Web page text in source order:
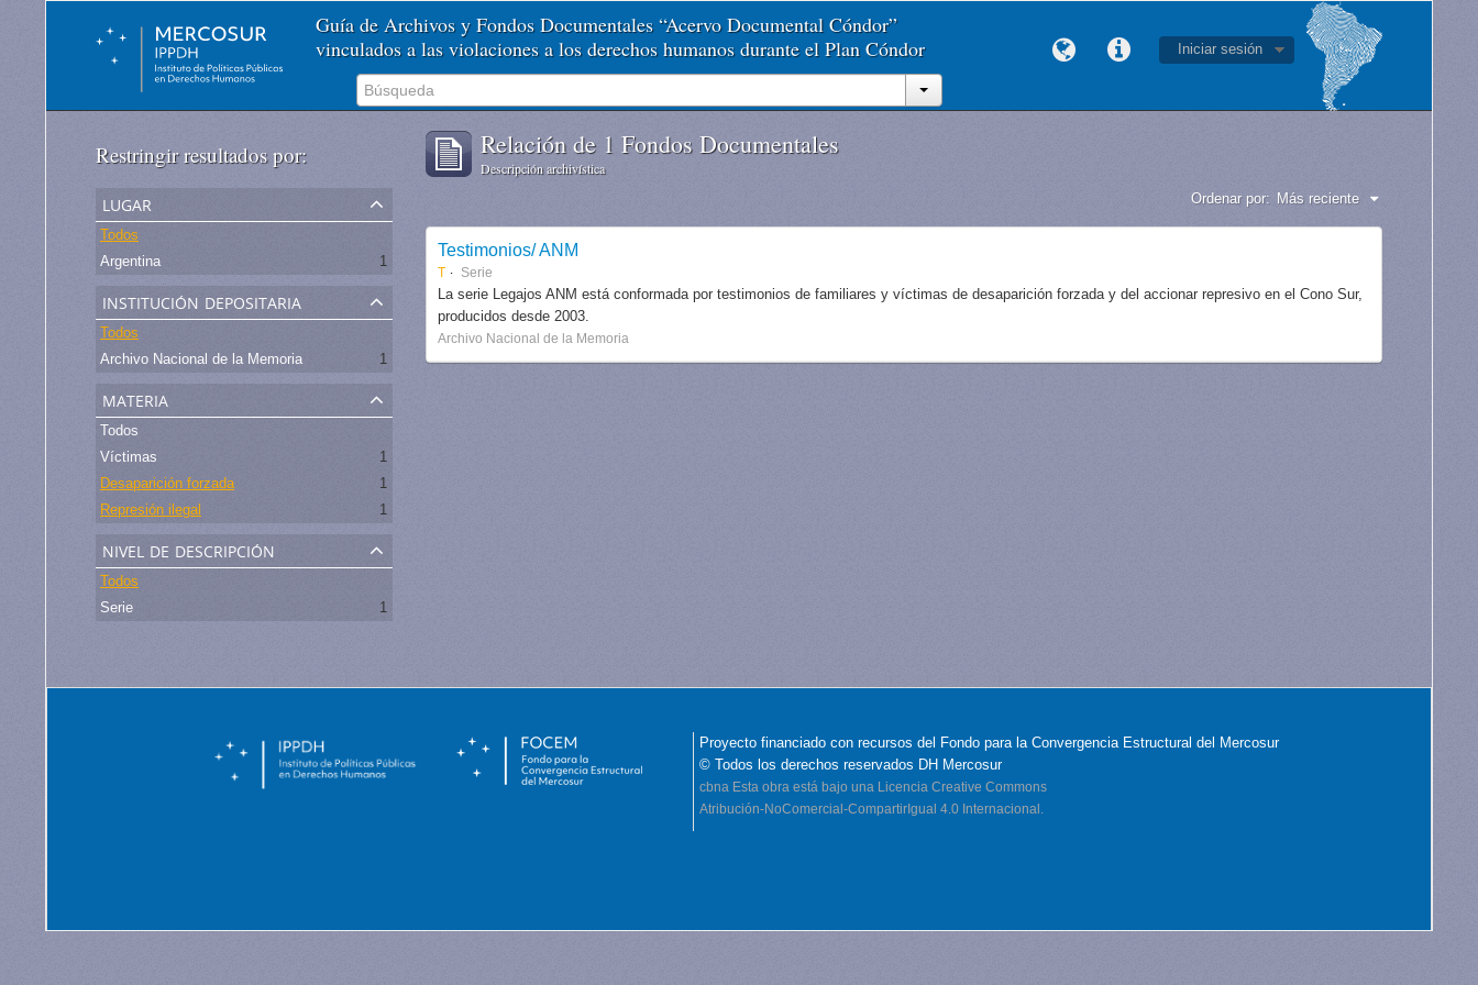
Guía de Archivos y Fondos Documentales “Acervo Documental Cóndor”
vinculados a las violaciones a los derechos humanos durante el Plan Cóndor
Iniciar sesión
Restringir resultados por:
lugar
Todos
Argentina
1
institución depositaria
Todos
Archivo Nacional de la Memoria
1
materia
Todos
Víctimas
1
Desaparición forzada
1
Represión ilegal
1
nivel de descripción
Todos
Serie
1
Relación de 1 Fondos Documentales
Descripción archivística
Ordenar por: Más reciente
Testimonios/ ANM
T Serie
La serie Legajos ANM está conformada por testimonios de familiares y víctimas de desaparición forzada y del accionar represivo en el Cono Sur,
producidos desde 2003.
Archivo Nacional de la Memoria
Proyecto financiado con recursos del Fondo para la Convergencia Estructural del Mercosur
© Todos los derechos reservados DH Mercosur
cbna Esta obra está bajo una Licencia Creative Commons
Atribución-NoComercial-CompartirIgual 4.0 Internacional.